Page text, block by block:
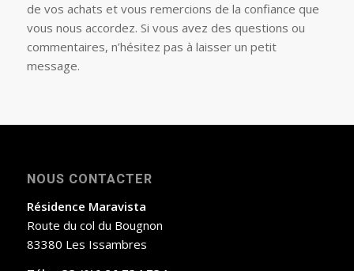
de vos achats et vous remercions de la confiance que
vous nous accordez. Si vous avez des questions ou
commentaires, n’hésitez pas à laisser un petit
message.
NOUS CONTACTER
Résidence Maravista
Route du col du Bougnon
83380 Les Issambres